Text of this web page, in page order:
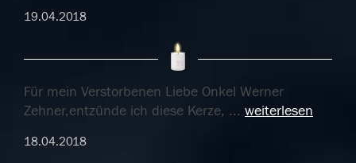
19.04.2018
Für mein Verstorbenen Liebe Onkel Werner
Zehner,entzünde ich diese Kerze, ... weiterlesen
18.04.2018